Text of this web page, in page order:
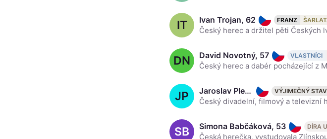
IT Ivan Trojan, 62 FRANZ
DN David Novotný, 57 VLASTNÍCI
JP Jaroslav Plesl, 51 VÝJIMEČNÝ STAV
SB Simona Babčáková, 53 DÍRA